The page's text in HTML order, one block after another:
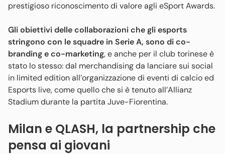
prestigioso riconoscimento di valore agli eSport Awards.
Gli obiettivi delle collaborazioni che gli esports
stringono con le squadre in Serie A, sono di co-
branding e co-marketing, e anche per il club torinese è
stato lo stesso: dal merchandising da lanciare sui social
in limited edition all’organizzazione di eventi di calcio ed
Esports live, come quello che si è tenuto all’Allianz
Stadium durante la partita Juve-Fiorentina.
Milan e QLASH, la partnership che
pensa ai giovani